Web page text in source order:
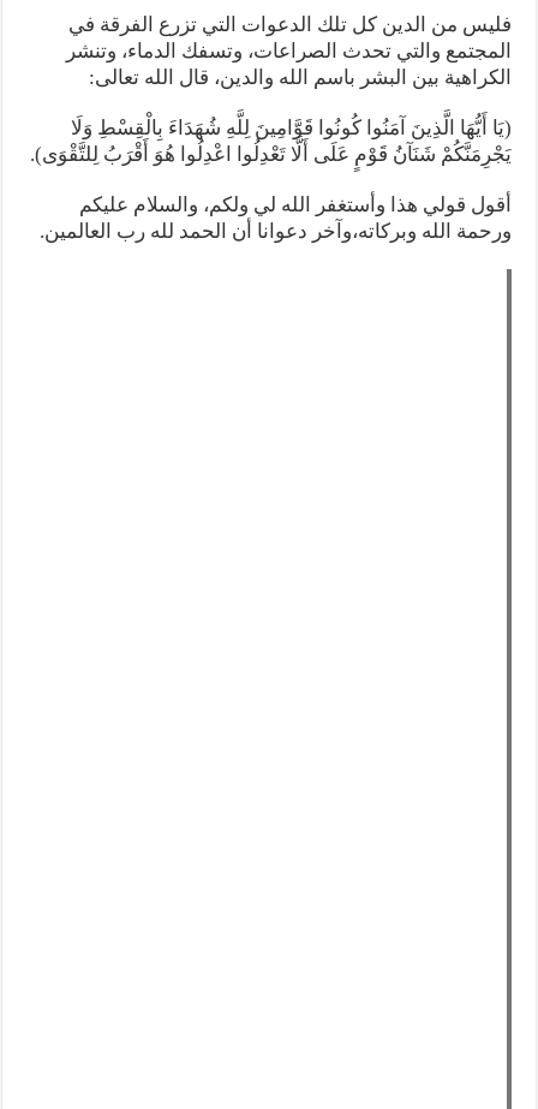
فليس من الدين كل تلك الدعوات التي تزرع الفرقة في
المجتمع والتي تحدث الصراعات، وتسفك الدماء، وتنشر
الكراهية بين البشر باسم الله والدين، قال الله تعالى:
(يَا أَيُّهَا الَّذِينَ آمَنُوا كُونُوا قَوَّامِينَ لِلَّهِ شُهَدَاءَ بِالْقِسْطِ وَلَا
يَجْرِمَنَّكُمْ شَنَآنُ قَوْمٍ عَلَى أَلَّا تَعْدِلُوا اعْدِلُوا هُوَ أَقْرَبُ لِلتَّقْوَى).
أقول قولي هذا وأستغفر الله لي ولكم، والسلام عليكم
ورحمة الله وبركاته،وآخر دعوانا أن الحمد لله رب العالمين.